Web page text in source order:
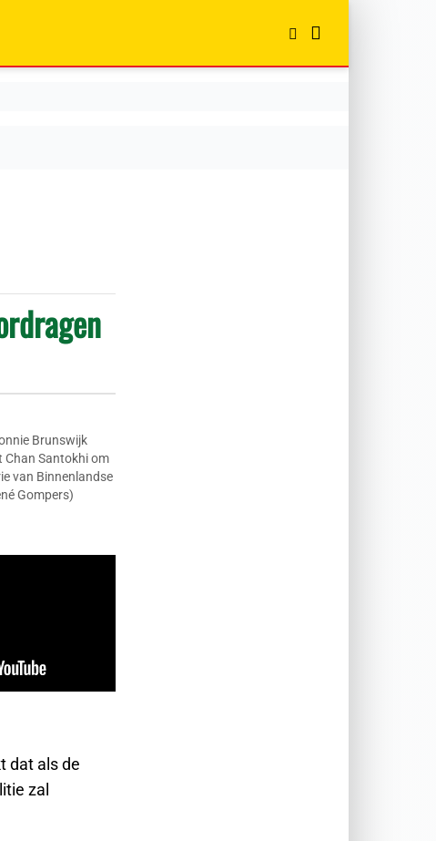
Brunswijk
Chan Santokhi om
van Binnenlandse
Gompers)
dat als de
zal